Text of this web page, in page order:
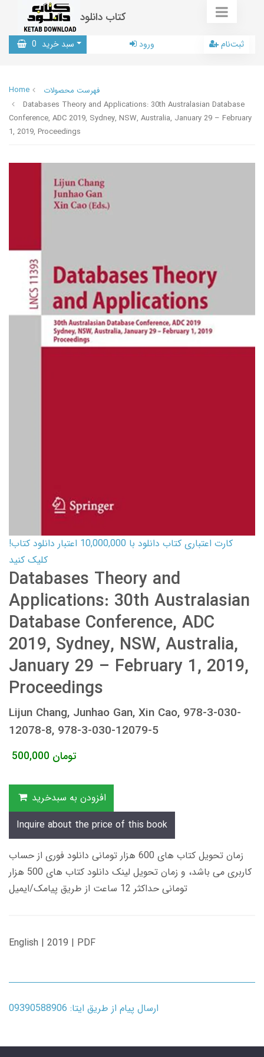
کتاب دانلود
سبد خرید 0 ورود ثبت‌نام
Home
فهرست محصولات
Databases Theory and Applications: 30th Australasian Database
Conference, ADC 2019, Sydney, NSW, Australia, January 29 – February
1, 2019, Proceedings
کارت اعتباری کتاب دانلود با 10,000,000 اعتبار دانلود کتاب!
کلیک کنید
Databases Theory and
Applications: 30th Australasian
Database Conference, ADC
2019, Sydney, NSW, Australia,
January 29 – February 1, 2019,
Proceedings
Lijun Chang, Junhao Gan, Xin Cao, 978-3-030-
12078-8, 978-3-030-12079-5
500,000 تومان
افزودن به سبدخرید
Inquire about the price of this book
زمان تحویل کتاب های 600 هزار تومانی دانلود فوری از حساب
کاربری می باشد، و زمان تحویل لینک دانلود کتاب های 500 هزار
تومانی حداکثر 12 ساعت از طریق پیامک/ایمیل
English | 2019 | PDF
ارسال پیام از طریق ایتا: 09390588906